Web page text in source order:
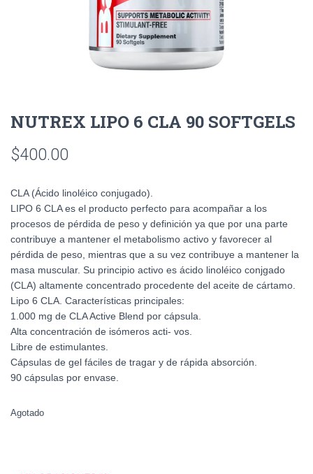
NUTREX LIPO 6 CLA 90 SOFTGELS
$400.00
CLA (Ácido linoléico conjugado).
LIPO 6 CLA es el producto perfecto para acompañar a los
procesos de pérdida de peso y definición ya que por una parte
contribuye a mantener el metabolismo activo y favorecer al
pérdida de peso, mientras que a su vez contribuye a mantener la
masa muscular. Su principio activo es ácido linoléico conjgado
(CLA) altamente concentrado procedente del aceite de cártamo.
Lipo 6 CLA. Características principales:
1.000 mg de CLA Active Blend por cápsula.
Alta concentración de isómeros acti- vos.
Libre de estimulantes.
Cápsulas de gel fáciles de tragar y de rápida absorción.
90 cápsulas por envase.
Agotado